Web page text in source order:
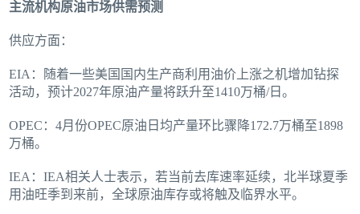
主流机构原油市场供需预测
供应方面：
EIA：随着一些美国国内生产商利用油价上涨之机增加钻探
活动，预计2027年原油产量将跃升至1410万桶/日。
OPEC：4月份OPEC原油日均产量环比骤降172.7万桶至1898
万桶。
IEA：IEA相关人士表示，若当前去库速率延续，北半球夏季
用油旺季到来前，全球原油库存或将触及临界水平。